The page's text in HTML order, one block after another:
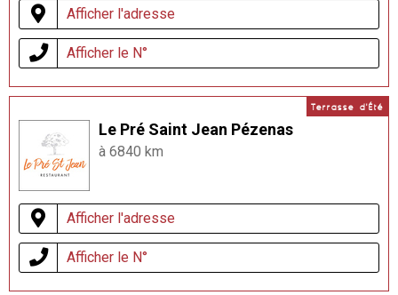
Afficher l'adresse
Afficher le N°
Terrasse d'Été
Le Pré Saint Jean Pézenas
à 6840 km
Afficher l'adresse
Afficher le N°